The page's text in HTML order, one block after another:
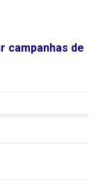
campanhas de